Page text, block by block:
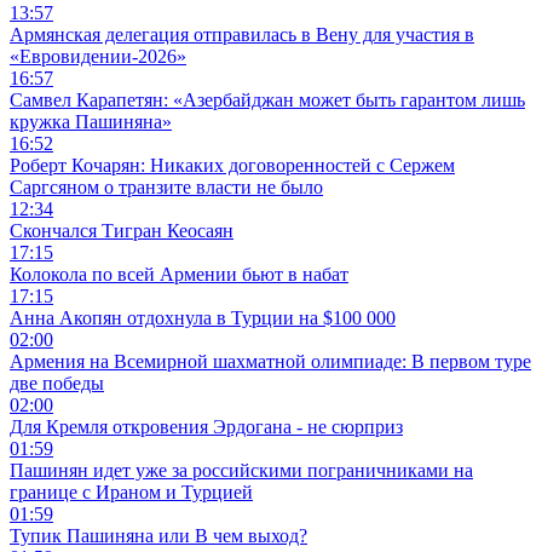
13:57
Армянская делегация отправилась в Вену для участия в
«Евровидении-2026»
16:57
Самвел Карапетян: «Азербайджан может быть гарантом лишь
кружка Пашиняна»
16:52
Роберт Кочарян: Никаких договоренностей с Сержем
Саргсяном о транзите власти не было
12:34
Скончался Тигран Кеосаян
17:15
Колокола по всей Армении бьют в набат
17:15
Анна Акопян отдохнула в Турции на $100 000
02:00
Армения на Всемирной шахматной олимпиаде: В первом туре
две победы
02:00
Для Кремля откровения Эрдогана - не сюрприз
01:59
Пашинян идет уже за российскими пограничниками на
границе с Ираном и Турцией
01:59
Тупик Пашиняна или В чем выход?